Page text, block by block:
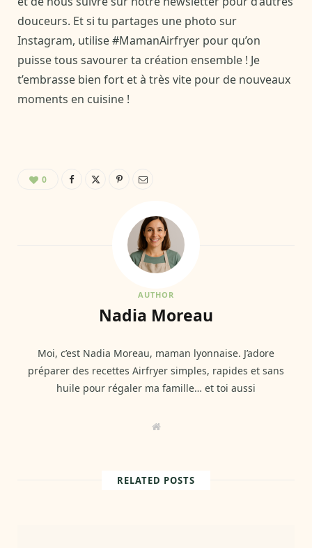
douceurs. Et si tu partages une photo sur
Instagram, utilise #MamanAirfryer pour qu’on
puisse tous savourer ta création ensemble ! Je
t’embrasse bien fort et à très vite pour de nouveaux
moments en cuisine !
0
AUTHOR
Nadia Moreau
Moi, c’est Nadia Moreau, maman lyonnaise. J’adore
préparer des recettes Airfryer simples, rapides et sans
huile pour régaler ma famille… et toi aussi
W
RELATED POSTS